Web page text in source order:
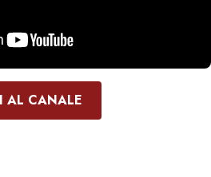
AL CANALE